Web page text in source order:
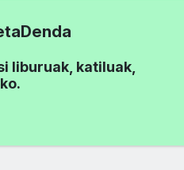
liburuak, katiluak,